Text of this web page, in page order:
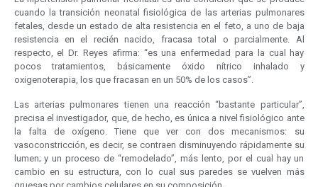
cuando la transición neonatal fisiológica de las arterias pulmonares
fetales, desde un estado de alta resistencia en el feto, a uno de baja
resistencia en el recién nacido, fracasa total o parcialmente. Al
respecto, el Dr. Reyes afirma: “es una enfermedad para la cual hay
pocos tratamientos, básicamente óxido nítrico inhalado y
oxigenoterapia, los que fracasan en un 50% de los casos”.
Las arterias pulmonares tienen una reacción “bastante particular”,
precisa el investigador, que, de hecho, es única a nivel fisiológico ante
la falta de oxígeno. Tiene que ver con dos mecanismos: su
vasoconstricción, es decir, se contraen disminuyendo rápidamente su
lumen; y un proceso de “remodelado”, más lento, por el cual hay un
cambio en su estructura, con lo cual sus paredes se vuelven más